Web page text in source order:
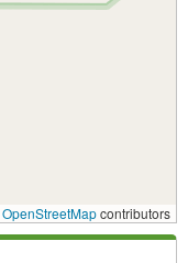
OpenStreetMapcontributors